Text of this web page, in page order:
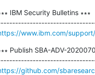
IBM Security Bulletins ∗∗∗
www.ibm.com/
Publish SBA-ADV-
github.com/